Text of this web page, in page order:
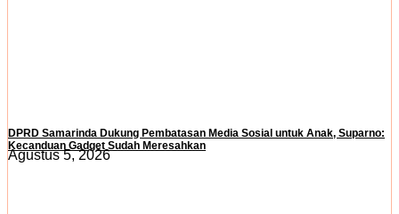
DPRD Samarinda Dukung Pembatasan Media Sosial untuk Anak, Suparno:
Kecanduan Gadget Sudah Meresahkan
Agustus 5, 2026